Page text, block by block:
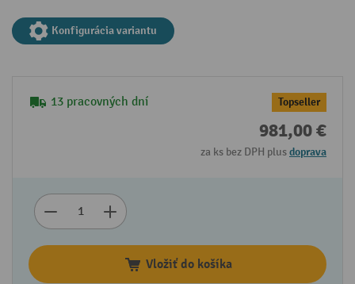
Konfigurácia variantu
13 pracovných dní Topseller
981,00 €
za ks bez DPH plusdoprava
Vložiť do košíka